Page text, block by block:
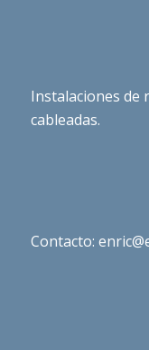
Instalaciones de
cableadas.
Contacto: